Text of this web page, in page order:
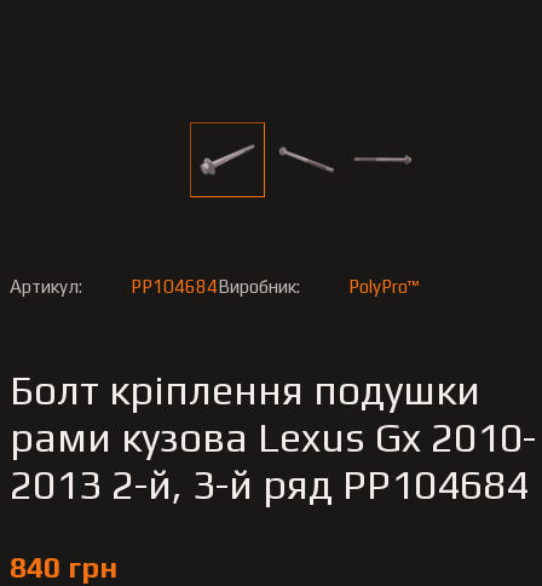
Артикул: PP104684Виробник: PolyPro™
Болт кріплення подушки
рами кузова Lexus Gx 2010-
2013 2-й, 3-й ряд PP104684
840 грн